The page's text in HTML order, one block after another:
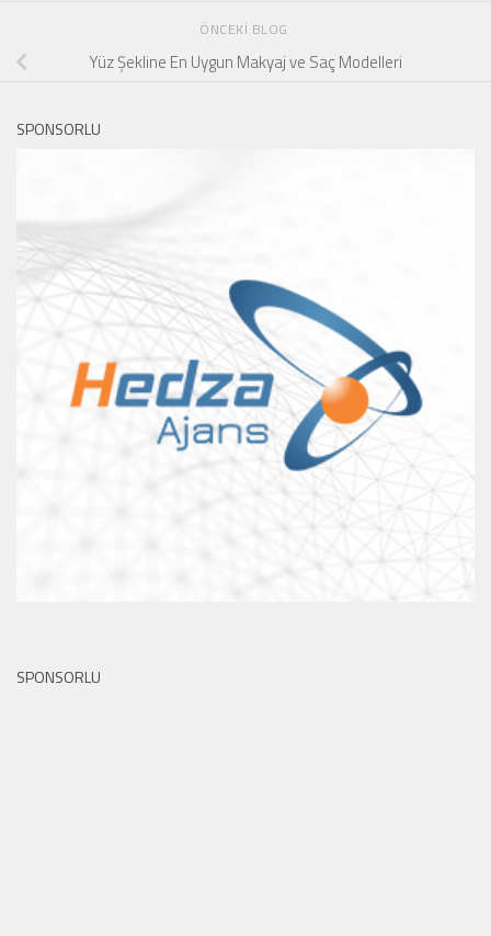
ÖNCEKI BLOG
Yüz Şekline En Uygun Makyaj ve Saç Modelleri
SPONSORLU
SPONSORLU